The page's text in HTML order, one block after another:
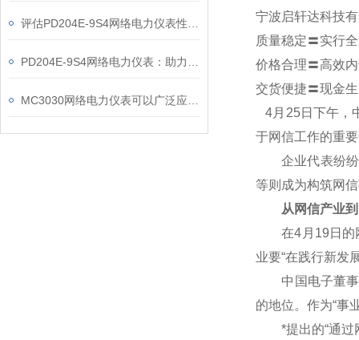
宁波启轩达科技
质量稳定〓实行
价格合理〓高效
交货便捷〓现金
4月25日下午，
于网信工作的重
企业代表纷纷表
等则成为构筑网
从网信产业到
在4月19日的网
业要“在践行新发
中国电子董事长
的地位。作为“事
*提出的“通过网